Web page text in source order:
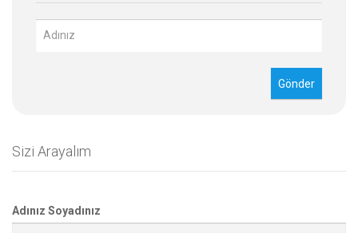
Sizi Arayalım
Adınız Soyadınız